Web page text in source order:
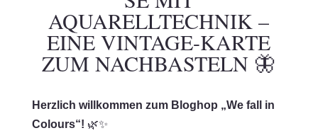
QUARELLTECHNIK – E
INE VINTAGE-KARTE Z
UM NACHBASTELN 🦋
Herzlich willkommen zum Bloghop „We fall in
Colours“! 🌿✨